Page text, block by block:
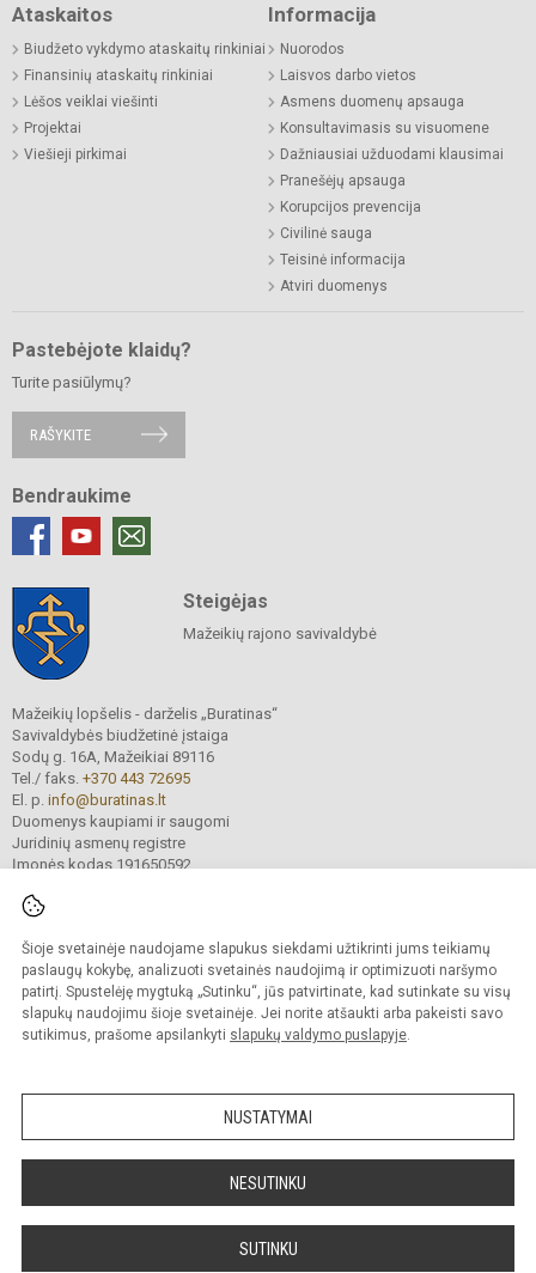
Šioje svetainėje naudojame slapukus siekdami užtikrinti jums teikiamų
paslaugų kokybę, analizuoti svetainės naudojimą ir optimizuoti naršymo
patirtį. Spustelėję mygtuką „Sutinku“, jūs patvirtinate, kad sutinkate su visų
slapukų naudojimu šioje svetainėje. Jei norite atšaukti arba pakeisti savo
sutikimus, prašome apsilankyti slapukų valdymo puslapyje.
NUSTATYMAI
NESUTINKU
SUTINKU
Ataskaitos
Biudžeto vykdymo ataskaitų rinkiniai
Finansinių ataskaitų rinkiniai
Lėšos veiklai viešinti
Projektai
Viešieji pirkimai
Informacija
Nuorodos
Laisvos darbo vietos
Asmens duomenų apsauga
Konsultavimasis su visuomene
Dažniausiai užduodami klausimai
Pranešėjų apsauga
Korupcijos prevencija
Civilinė sauga
Teisinė informacija
Atviri duomenys
Pastebėjote klaidų?
Turite pasiūlymų?
RAŠYKITE
Bendraukime
Steigėjas
Mažeikių rajono savivaldybė
Mažeikių lopšelis - darželis „Buratinas“
Savivaldybės biudžetinė įstaiga
Sodų g. 16A, Mažeikiai 89116
Tel./ faks. +370 443 72695
El. p. info@buratinas.lt
Duomenys kaupiami ir saugomi
Juridinių asmenų registre
Įmonės kodas 191650592
© 2024. Mažeikių lopšelis - darželis „Buratinas“. Visos teisės saugomos.
Kopijuoti turinį be raštiško įstaigos administracijos sutikimo griežtai draudžiama.
Prieinamumo paraiška Slapukų valdymas
Sumanus būdas atnaujinti